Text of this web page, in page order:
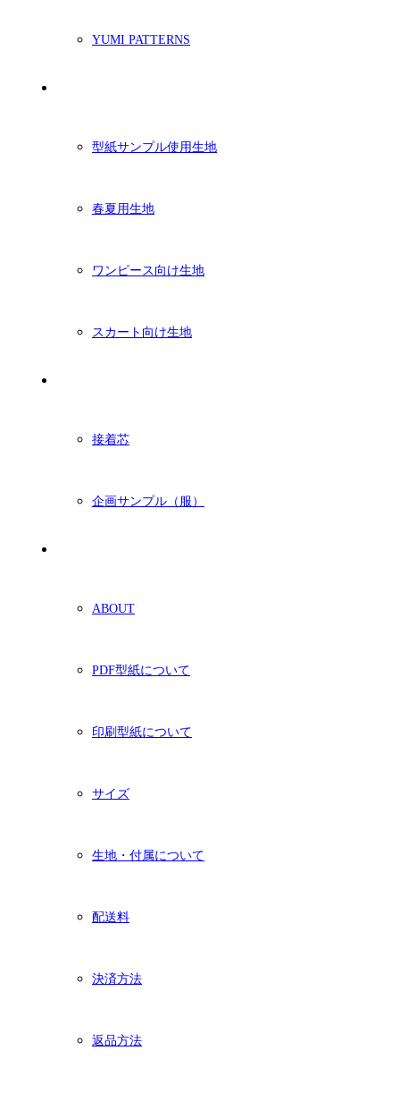
YUMI PATTERNS
型紙サンプル使用生地
春夏用生地
ワンピース向け生地
スカート向け生地
接着芯
企画サンプル（服）
ABOUT
PDF型紙について
印刷型紙について
サイズ
生地・付属について
配送料
決済方法
返品方法